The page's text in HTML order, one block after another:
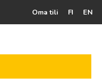
Oma tili FI EN